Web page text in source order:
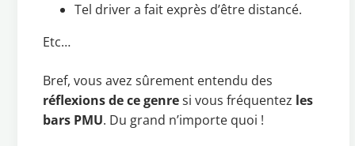
Tel driver a fait exprès d’être distancé.
Etc…
Bref, vous avez sûrement entendu des
réflexions de ce genresi vous fréquentez les
bars PMU. Du grand n’importe quoi !